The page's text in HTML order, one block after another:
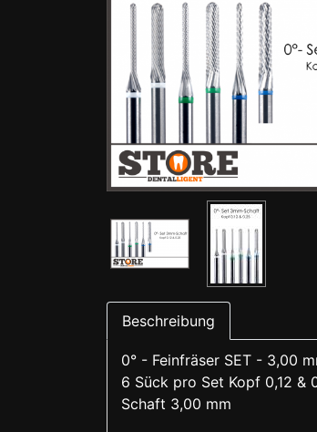
Beschreibung
0° - Feinfräser SET - 3,00
6 Sück pro Set Kopf 0,12 &
Schaft 3,00 mm